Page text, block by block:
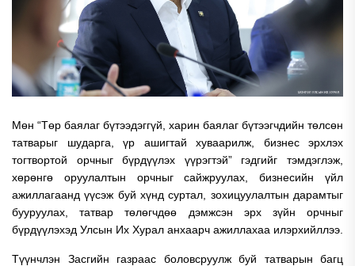
Мөн “Төр баялаг бүтээдэггүй, харин баялаг бүтээгчдийн төлсөн
татварыг шударга, үр ашигтай хуваарилж, бизнес эрхлэх
тогтвортой орчныг бүрдүүлэх үүрэгтэй” гэдгийг тэмдэглэж,
хөрөнгө оруулалтын орчныг сайжруулах, бизнесийн үйл
ажиллагаанд үүсэж буй хүнд суртал, зохицуулалтын дарамтыг
бууруулах, татвар төлөгчдөө дэмжсэн эрх зүйн орчныг
бүрдүүлэхэд Улсын Их Хурал анхаарч ажиллахаа илэрхийллээ.
Түүнчлэн Засгийн газраас боловсруулж буй татварын багц